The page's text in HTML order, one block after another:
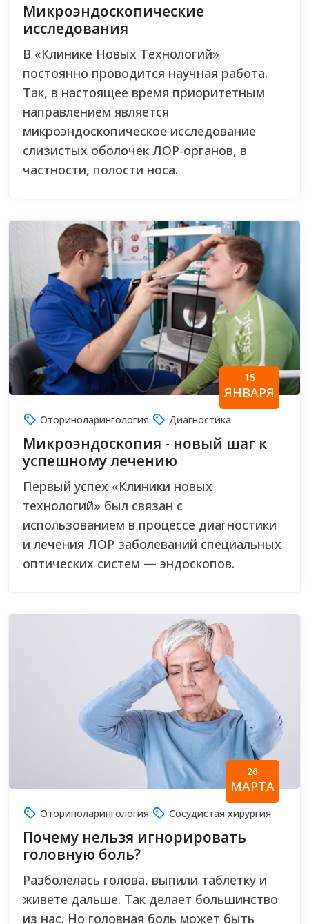
Микроэндоскопические
исследования
В «Клинике Новых Технологий»
постоянно проводится научная работа.
Так, в настоящее время приоритетным
направлением является
микроэндоскопическое исследование
слизистых оболочек ЛОР-органов, в
частности, полости носа.
15
ЯНВАРЯ
Оториноларингология Диагностика
Микроэндоскопия - новый шаг к
успешному лечению
Первый успех «Клиники новых
технологий» был связан с
использованием в процессе диагностики
и лечения ЛОР заболеваний специальных
оптических систем — эндоскопов.
26
МАРТА
Оториноларингология Сосудистая хирургия
Почему нельзя игнорировать
головную боль?
Разболелась голова, выпили таблетку и
живете дальше. Так делает большинство
из нас. Но головная боль может быть